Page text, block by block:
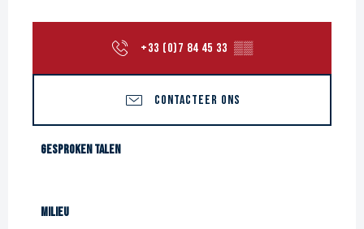
+33 (0)7 84 45 33 ▒▒
CONTACTEER ONS
Gesproken talen
Gesproken talen
Milieu
Milieu